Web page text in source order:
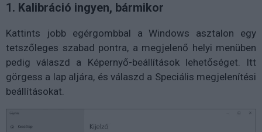
1. Kalibráció ingyen, bármikor
Kattints jobb egérgombbal a Windows asztalon egy
tetszőleges szabad pontra, a megjelenő helyi menüben
pedig válaszd a Képernyő-beállítások lehetőséget. Itt
görgess a lap aljára, és válaszd a Speciális megjelenítési
beállításokat.